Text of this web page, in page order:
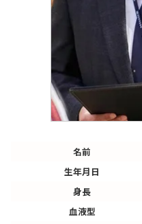
名前
生年月日
身長
血液型